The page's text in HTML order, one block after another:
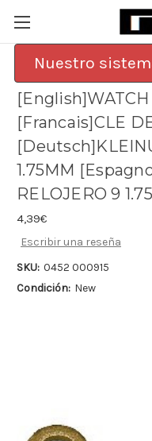
Nuestro
[English]WATCH
[Francais]CLE
1.75MM
RELOJERO 9
4,39€
Escribir una reseña
SKU: 0452 000915
Condición: New